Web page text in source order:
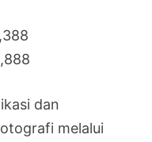
dan
melalui